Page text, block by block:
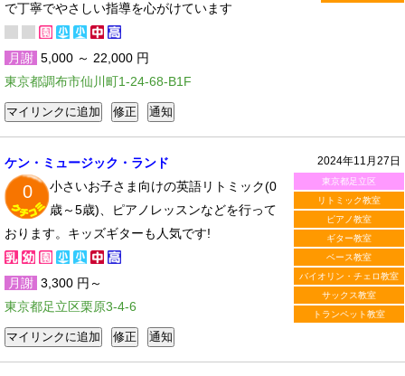
で丁寧でやさしい指導を心がけています
月謝 5,000 ～ 22,000 円
東京都調布市仙川町1-24-68-B1F
2024年11月27日
東京都足立区
リトミック教室
ピアノ教室
ギター教室
ベース教室
バイオリン・チェロ教室
サックス教室
トランペット教室
ケン・ミュージック・ランド
0
小さいお子さま向けの英語リトミック(0
歳～5歳)、ピアノレッスンなどを行って
おります。キッズギターも人気です!
月謝 3,300 円～
東京都足立区栗原3-4-6